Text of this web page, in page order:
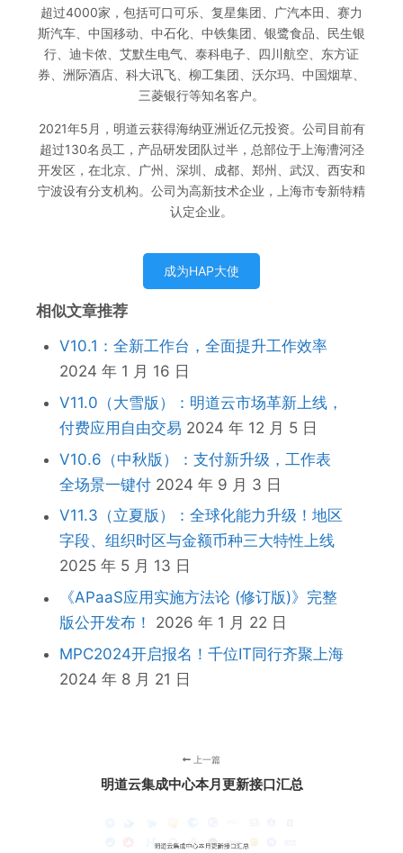
超过4000家，包括可口可乐、复星集团、广汽本田、赛力
斯汽车、中国移动、中石化、中铁集团、银鹭食品、民生银
行、迪卡侬、艾默生电气、泰科电子、四川航空、东方证
券、洲际酒店、科大讯飞、柳工集团、沃尔玛、中国烟草、
三菱银行等知名客户。
2021年5月，明道云获得海纳亚洲近亿元投资。公司目前有
超过130名员工，产品研发团队过半，总部位于上海漕河泾
开发区，在北京、广州、深圳、成都、郑州、武汉、西安和
宁波设有分支机构。公司为高新技术企业，上海市专新特精
认定企业。
成为HAP大使
相似文章推荐
V10.1：全新工作台，全面提升工作效率
2024 年 1 月 16 日
V11.0（大雪版）：明道云市场革新上线，
付费应用自由交易 2024 年 12 月 5 日
V10.6（中秋版）：支付新升级，工作表
全场景一键付2024 年 9 月 3 日
V11.3（立夏版）：全球化能力升级！地区
字段、组织时区与金额币种三大特性上线
2025 年 5 月 13 日
《APaaS应⽤实施⽅法论 (修订版)》完整
版公开发布！
2026 年 1 月 22 日
MPC2024开启报名！千位IT同行齐聚上海
2024 年 8 月 21 日
上一篇
明道云集成中心本月更新接口汇总